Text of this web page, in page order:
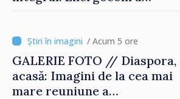
/ Acum 5 ore
GALERIE FOTO // Diaspora,
acasă: Imagini de la cea mai
mare reuniune a